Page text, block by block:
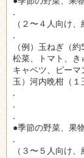
.
（２〜４人向け
.
（例）玉ねぎ（
松菜、トマト、き
キャベツ、ピー
玉）河内晩柑（
.
.
.
●季節の野菜、果
.
（３〜５人向け